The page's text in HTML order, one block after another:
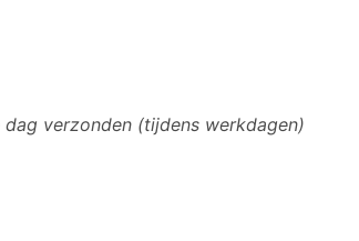
verzonden (tijdens werkdagen)